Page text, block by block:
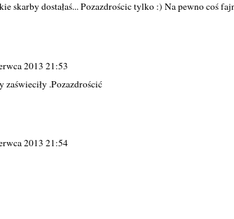
skarby dostałaś... Pozazdrościc tylko :) Na pewno coś
2013 21:53
zaświeciły .Pozazdrościć
2013 21:54